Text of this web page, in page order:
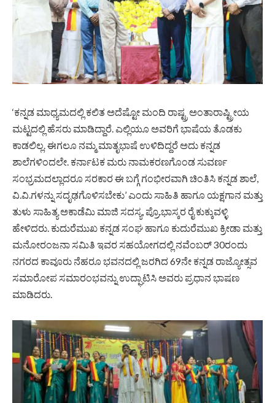
‘ಕನ್ನಡ ಮಾಧ್ಯಮದಲ್ಲಿ ಕಲಿತ ಅದೆಷ್ಟೋ ಮಂದಿ ರಾಷ್ಟ್ರ ಅಂತಾರಾಷ್ಟ್ರೀಯ
ಮಟ್ಟದಲ್ಲಿ ಹೆಸರು ಮಾಡಿದ್ದಾರೆ. ಎಲ್ಲಿಯೂ ಅವರಿಗೆ ಭಾಷೆಯ ತೊಡಕು
ಕಾಡಲಿಲ್ಲ. ಈಗಲೂ ನಮ್ಮ ಮಾತೃಭಾಷೆ ಉಳಿದಿದ್ದರೆ ಅದು ಕನ್ನಡ
ಶಾಲೆಗಳಿಂದಲೇ. ಕರ್ನಾಟಕ ಮರು ನಾಮಕರಣಗೊಂಡ ಸುವರ್ಣ
ಸಂಭ್ರಮದಲ್ಲಾದರೂ ಸರಕಾರ ಈ ಬಗ್ಗೆ ಗಂಭೀರವಾಗಿ ಚಿಂತಿಸಿ ಕನ್ನಡ ಶಾಲೆ,
ವಿ.ವಿ.ಗಳನ್ನು ಸದೃಢಗೊಳಿಸಬೇಕು’ ಎಂದು ಸಾಹಿತಿ ಹಾಗೂ ಯಕ್ಷಗಾನ ಮತ್ತು
ತುಳು ಸಾಹಿತ್ಯ ಅಕಾಡೆಮಿ ಮಾಜಿ ಸದಸ್ಯ, ಪ್ರೊ.ಭಾಸ್ಕರ ರೈ ಕುಕ್ಕುವಳ್ಳಿ
ಹೇಳಿದರು. ಕುದುರೆಮುಖ ಕನ್ನಡ ಸಂಘ ಹಾಗೂ ಕುದುರೆಮುಖ ಕ್ರೀಡಾ ಮತ್ತು
ಮನೋರಂಜನಾ ಸಮಿತಿ ಇವರ ಸಹಯೋಗದಲ್ಲಿ ನವೆಂಬರ್ 30ರಂದು
ನಗರದ ಕಾವೂರು ನೆಹರೂ ಭವನದಲ್ಲಿ ಜರಗಿದ 69ನೇ ಕನ್ನಡ ರಾಜ್ಯೋತ್ಸವ
ಸಮಾರೋಪ ಸಮಾರಂಭವನ್ನು ಉದ್ಘಾಟಿಸಿ ಅವರು ಪ್ರಧಾನ ಭಾಷಣ
ಮಾಡಿದರು.